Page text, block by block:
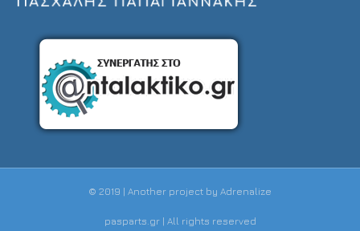
© 2019 | Another project by Adrenalize
pasparts.gr | All rights reserved